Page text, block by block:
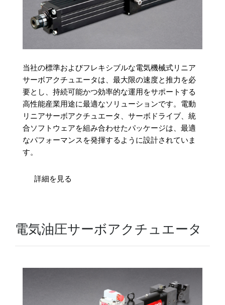
当社の標準およびフレキシブルな電気機械式リニア
サーボアクチュエータは、最大限の速度と推力を必
要とし、持続可能かつ効率的な運用をサポートする
高性能産業用途に最適なソリューションです。電動
リニアサーボアクチュエータ、サーボドライブ、統
合ソフトウェアを組み合わせたパッケージは、最適
なパフォーマンスを発揮するように設計されていま
す。
詳細を見る
電気油圧サーボアクチュエータ